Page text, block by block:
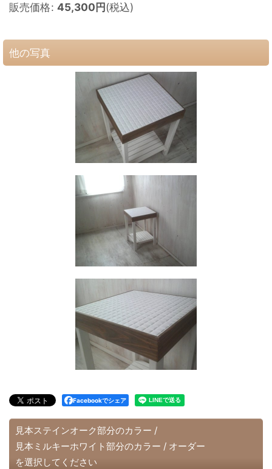
販売価格: 45,300円(税込)
他の写真
Facebookでシェア
見本ステインオーク部分のカラー /
見本ミルキーホワイト部分のカラー / オーダー
を選択してください